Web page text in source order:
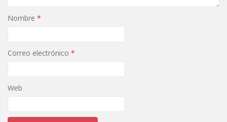
Nombre *
Correo electrónico *
Web